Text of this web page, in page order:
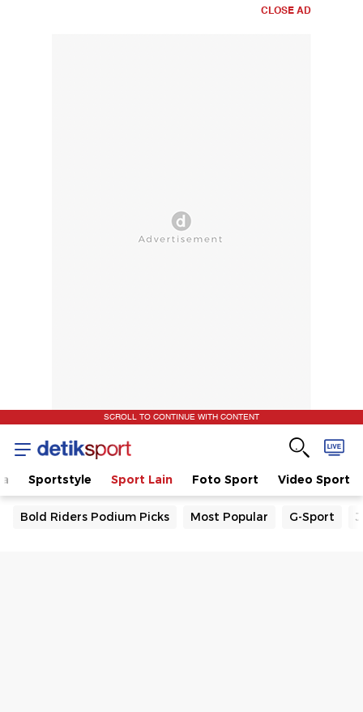
CLOSE AD
SCROLL TO CONTINUE WITH CONTENT
Sportstyle Sport Lain Foto Sport Video Sport
Bold Riders Podium Picks Most Popular G-Sport